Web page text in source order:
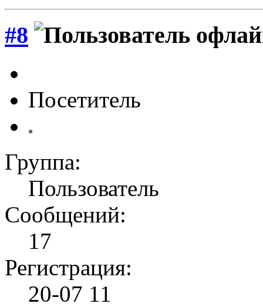
#8
Посетитель
Группа:
Пользователь
Сообщений:
17
Регистрация:
20-07 11